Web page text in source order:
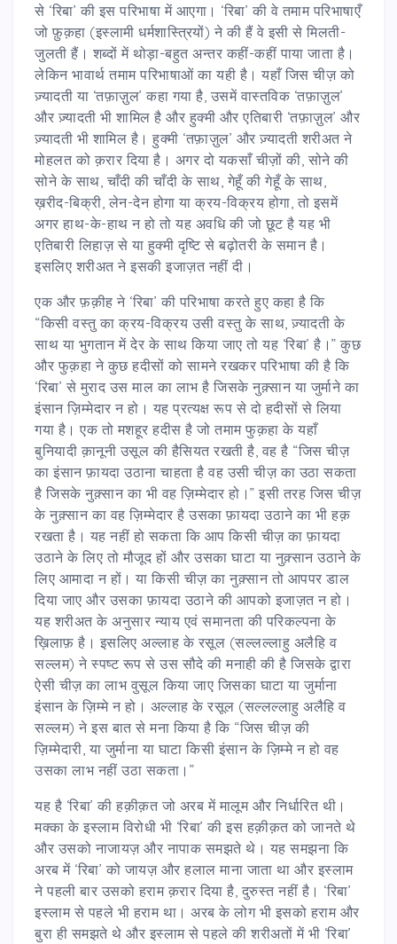
से ‘रिबा’ की इस परिभाषा में आएगा। ‘रिबा’ की वे तमाम परिभाषाएँ
जो फ़ुक़हा (इस्लामी धर्मशास्त्रियों) ने की हैं वे इसी से मिलती-
जुलती हैं। शब्दों में थोड़ा-बहुत अन्तर कहीं-कहीं पाया जाता है।
लेकिन भावार्थ तमाम परिभाषाओं का यही है। यहाँ जिस चीज़ को
ज़्यादती या ‘तफ़ाज़ुल’ कहा गया है, उसमें वास्तविक ‘तफ़ाज़ुल’
और ज़्यादती भी शामिल है और हुक्मी और एतिबारी ‘तफ़ाज़ुल’ और
ज़्यादती भी शामिल है। हुक्मी ‘तफ़ाज़ुल’ और ज़्यादती शरीअत ने
मोहलत को क़रार दिया है। अगर दो यकसाँ चीज़ों की, सोने की
सोने के साथ, चाँदी की चाँदी के साथ, गेहूँ की गेहूँ के साथ,
ख़रीद-बिक्री, लेन-देन होगा या क्रय-विक्रय होगा, तो इसमें
अगर हाथ-के-हाथ न हो तो यह अवधि की जो छूट है यह भी
एतिबारी लिहाज़ से या हुक्मी दृष्टि से बढ़ोतरी के समान है।
इसलिए शरीअत ने इसकी इजाज़त नहीं दी।
एक और फ़क़ीह ने ‘रिबा’ की परिभाषा करते हुए कहा है कि
“किसी वस्तु का क्रय-विक्रय उसी वस्तु के साथ, ज़्यादती के
साथ या भुगतान में देर के साथ किया जाए तो यह ‘रिबा’ है। ” कुछ
और फुक़हा ने कुछ हदीसों को सामने रखकर परिभाषा की है कि
‘रिबा’ से मुराद उस माल का लाभ है जिसके नुक़्सान या जुर्माने का
इंसान ज़िम्मेदार न हो। यह प्रत्यक्ष रूप से दो हदीसों से लिया
गया है। एक तो मशहूर हदीस है जो तमाम फुक़हा के यहाँ
बुनियादी क़ानूनी उसूल की हैसियत रखती है, वह है “जिस चीज़
का इंसान फ़ायदा उठाना चाहता है वह उसी चीज़ का उठा सकता
है जिसके नुक़्सान का भी वह ज़िम्मेदार हो।” इसी तरह जिस चीज़
के नुक़्सान का वह ज़िम्मेदार है उसका फ़ायदा उठाने का भी हक़
रखता है। यह नहीं हो सकता कि आप किसी चीज़ का फ़ायदा
उठाने के लिए तो मौजूद हों और उसका घाटा या नुक़्सान उठाने के
लिए आमादा न हों। या किसी चीज़ का नुक़्सान तो आपपर डाल
दिया जाए और उसका फ़ायदा उठाने की आपको इजाज़त न हो।
यह शरीअत के अनुसार न्याय एवं समानता की परिकल्पना के
ख़िलाफ़ है। इसलिए अल्लाह के रसूल (सल्लल्लाहु अलैहि व
सल्लम) ने स्पष्ट रूप से उस सौदे की मनाही की है जिसके द्वारा
ऐसी चीज़ का लाभ वुसूल किया जाए जिसका घाटा या जुर्माना
इंसान के ज़िम्मे न हो। अल्लाह के रसूल (सल्लल्लाहु अलैहि व
सल्लम) ने इस बात से मना किया है कि “जिस चीज़ की
ज़िम्मेदारी, या जुर्माना या घाटा किसी इंसान के ज़िम्मे न हो वह
उसका लाभ नहीं उठा सकता।”
यह है ‘रिबा’ की हक़ीक़त जो अरब में मालूम और निर्धारित थी।
मक्का के इस्लाम विरोधी भी ‘रिबा’ की इस हक़ीक़त को जानते थे
और उसको नाजायज़ और नापाक समझते थे। यह समझना कि
अरब में ‘रिबा’ को जायज़ और हलाल माना जाता था और इस्लाम
ने पहली बार उसको हराम क़रार दिया है, दुरुस्त नहीं है। ‘रिबा’
इस्लाम से पहले भी हराम था। अरब के लोग भी इसको हराम और
बुरा ही समझते थे और इस्लाम से पहले की शरीअतों में भी ‘रिबा’